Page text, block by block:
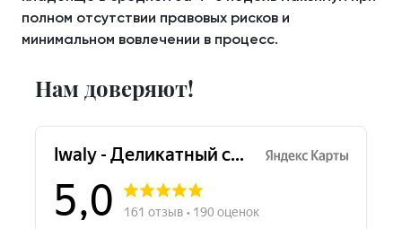
полном отсутствии правовых рисков и
минимальном вовлечении в процесс.
Нам доверяют!